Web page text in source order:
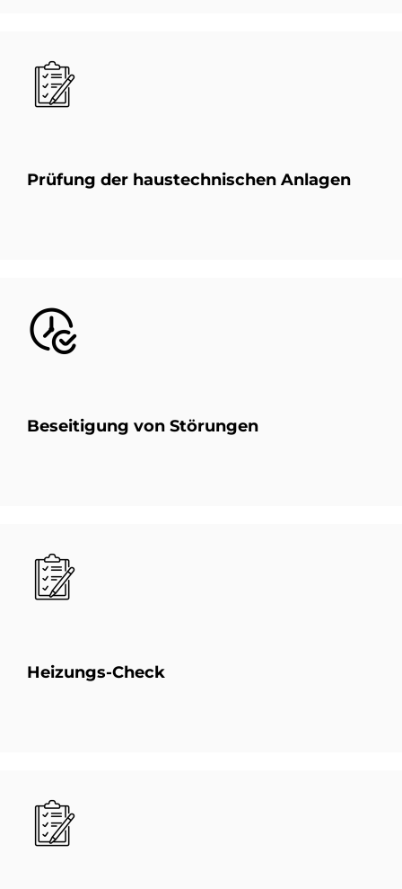
Bild
Prü­fung der haus­tech­ni­schen An­la­gen
Bild
Be­sei­ti­gung von Stö­run­gen
Bild
Hei­zun­gs-Check
Bild